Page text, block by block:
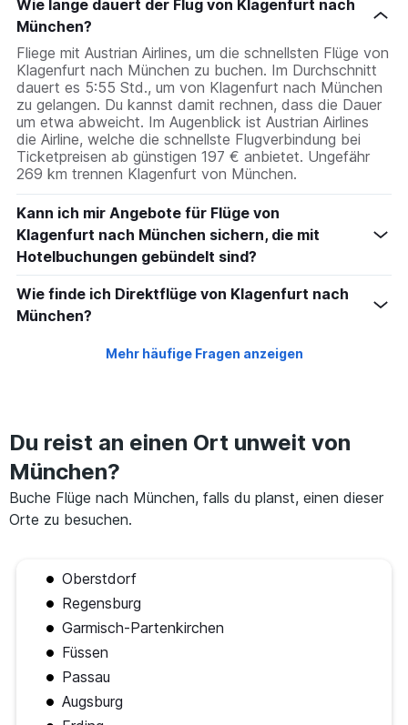
Wie lange dauert der Flug von Klagenfurt nach
München?
Fliege mit Austrian Airlines, um die schnellsten Flüge von
Klagenfurt nach München zu buchen. Im Durchschnitt
dauert es 5:55 Std., um von Klagenfurt nach München
zu gelangen. Du kannst damit rechnen, dass die Dauer
um etwa abweicht. Im Augenblick ist Austrian Airlines
die Airline, welche die schnellste Flugverbindung bei
Ticketpreisen ab günstigen 197 € anbietet. Ungefähr
269 km trennen Klagenfurt von München.
Kann ich mir Angebote für Flüge von
Klagenfurt nach München sichern, die mit
Hotelbuchungen gebündelt sind?
Wie finde ich Direktflüge von Klagenfurt nach
München?
Mehr häufige Fragen anzeigen
Du reist an einen Ort unweit von
München?
Buche Flüge nach München, falls du planst, einen dieser
Orte zu besuchen.
Oberstdorf
Regensburg
Garmisch-Partenkirchen
Füssen
Passau
Augsburg